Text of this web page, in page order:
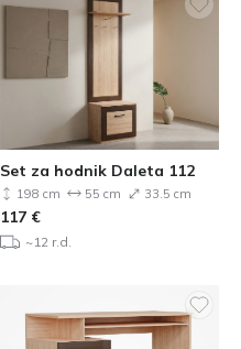
Set za hodnik Daleta 112
198 cm 55 cm 33.5 cm
117 €
~12 r.d.